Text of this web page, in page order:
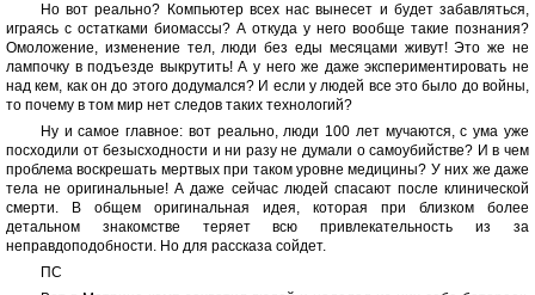
Но вот реально? Компьютер всех нас вынесет и будет забавляться,
играясь с остатками биомассы? А откуда у него вообще такие познания?
Омоложение, изменение тел, люди без еды месяцами живут! Это же не
лампочку в подъезде выкрутить! А у него же даже экспериментировать не
над кем, как он до этого додумался? И если у людей все это было до войны,
то почему в том мир нет следов таких технологий?
Ну и самое главное: вот реально, люди 100 лет мучаются, с ума уже
посходили от безысходности и ни разу не думали о самоубийстве? И в чем
проблема воскрешать мертвых при таком уровне медицины? У них же даже
тела не оригинальные! А даже сейчас людей спасают после клинической
смерти. В общем оригинальная идея, которая при близком более
детальном знакомстве теряет всю привлекательность из за
неправдоподобности. Но для рассказа сойдет.
ПС